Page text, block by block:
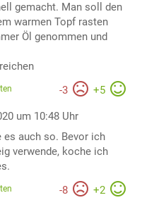
gemacht. Man soll den
warmen Topf rasten
Öl genommen und
-3 +5
um 10:48 Uhr
es auch so. Bevor ich
verwende, koche ich
-8 +2